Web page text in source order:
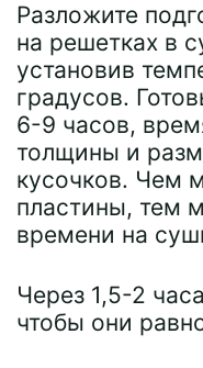
Разложите
на решетках в
установив
градусов.
6-9 часов,
толщины и
кусочков. Чем
пластины, тем
времени на
Через 1,5-2
чтобы они